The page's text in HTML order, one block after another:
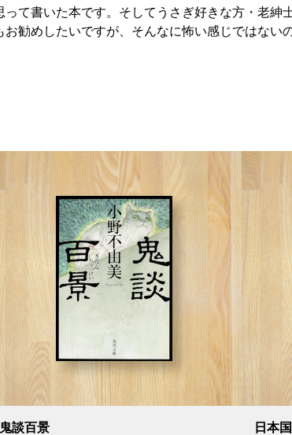
って書いた本です。そしてうさぎ好きな方・老紳
お勧めしたいですが、そんなに怖い感じではない
鬼談百景 日本